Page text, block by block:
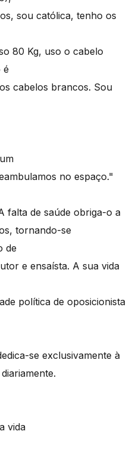
sou católica, tenho os
80 Kg, uso o cabelo
é
cabelos brancos. Sou
no espaço."
falta de saúde obriga-o a
tornando-se
de
e ensaísta. A sua vida
política de oposicionista
se exclusivamente à
vida